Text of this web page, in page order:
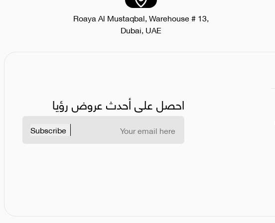
Roaya Al Mustaqbal, Warehouse # 13,
Dubai, UAE
احصل على أحدث عروض رؤيا
Subscribe